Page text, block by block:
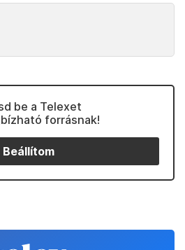
be a Telexet
forrásnak!
Beállítom